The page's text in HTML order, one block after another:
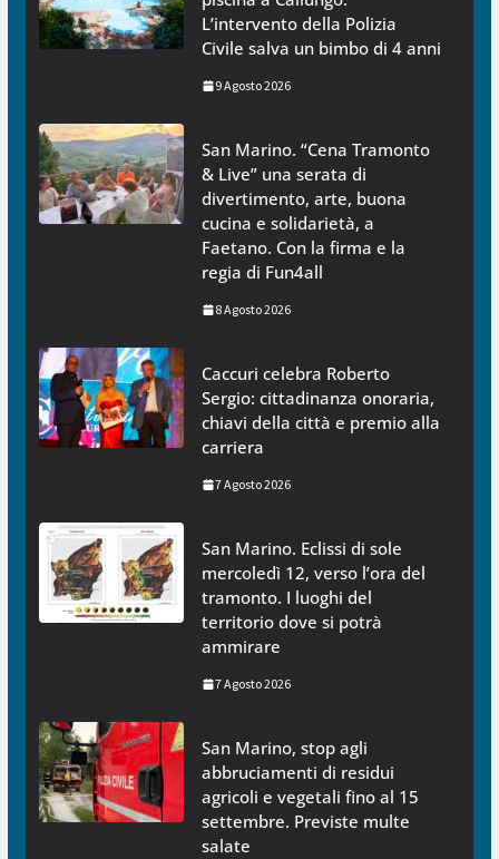
L’intervento della Polizia
Civile salva un bimbo di 4 anni
9 Agosto 2026
San Marino. “Cena Tramonto
& Live” una serata di
divertimento, arte, buona
cucina e solidarietà, a
Faetano. Con la firma e la
regia di Fun4all
8 Agosto 2026
Caccuri celebra Roberto
Sergio: cittadinanza onoraria,
chiavi della città e premio alla
carriera
7 Agosto 2026
San Marino. Eclissi di sole
mercoledì 12, verso l’ora del
tramonto. I luoghi del
territorio dove si potrà
ammirare
7 Agosto 2026
San Marino, stop agli
abbruciamenti di residui
agricoli e vegetali fino al 15
settembre. Previste multe
salate